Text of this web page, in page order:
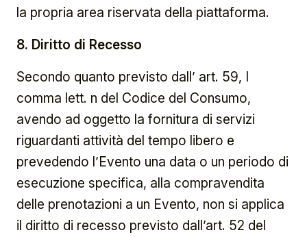
la propria area riservata della piattaforma.
8. Diritto di Recesso
Secondo quanto previsto dall’ art. 59, I
comma lett. n del Codice del Consumo,
avendo ad oggetto la fornitura di servizi
riguardanti attività del tempo libero e
prevedendo l’Evento una data o un periodo di
esecuzione specifica, alla compravendita
delle prenotazioni a un Evento, non si applica
il diritto di recesso previsto dall’art. 52 del